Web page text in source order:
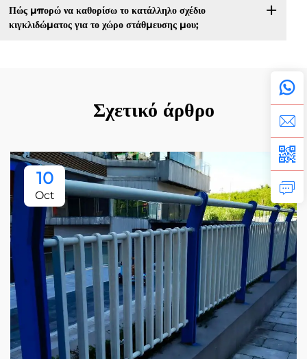
Πώς μπορώ να καθορίσω το κατάλληλο σχέδιο
κιγκλιδώματος για το χώρο στάθμευσης μου;
Σχετικό άρθρο
10
Oct